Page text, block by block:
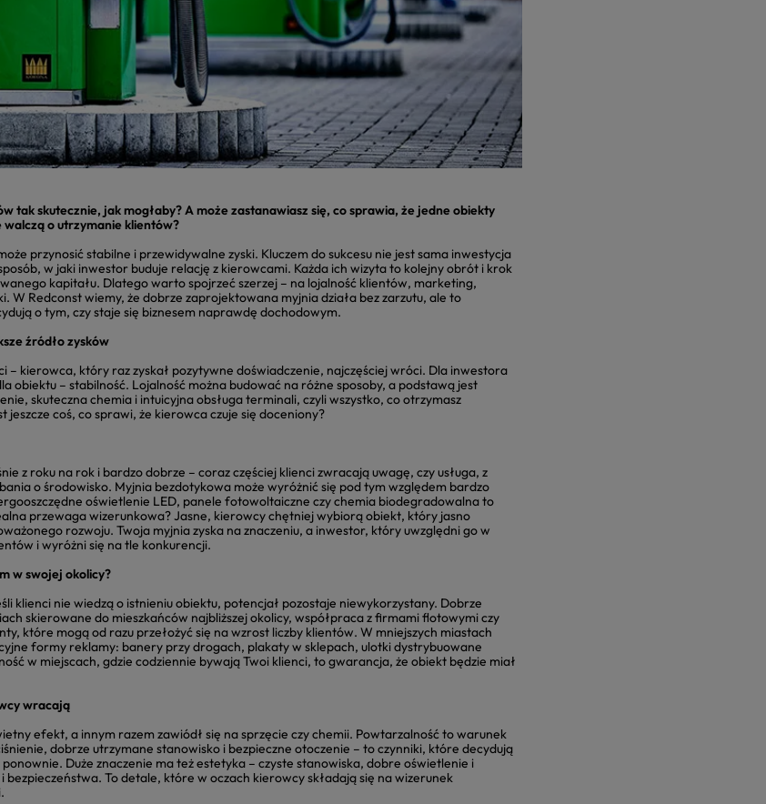
tak skutecznie, jak mogłaby? A może zastanawiasz się, co sprawia, że jedne obiekty
walczą o utrzymanie klientów?
przynosić stabilne i przewidywalne zyski. Kluczem do sukcesu nie jest sama inwestycja
w jaki inwestor buduje relację z kierowcami. Każda ich wizyta to kolejny obrót i krok
kapitału. Dlatego warto spojrzeć szerzej – na lojalność klientów, marketing,
W Redconst wiemy, że dobrze zaprojektowana myjnia działa bez zarzutu, ale to
o tym, czy staje się biznesem naprawdę dochodowym.
źródło zysków
kierowca, który raz zyskał pozytywne doświadczenie, najczęściej wróci. Dla inwestora
obiektu – stabilność. Lojalność można budować na różne sposoby, a podstawą jest
skuteczna chemia i intuicyjna obsługa terminali, czyli wszystko, co otrzymasz
jeszcze coś, co sprawi, że kierowca czuje się doceniony?
z roku na rok i bardzo dobrze – coraz częściej klienci zwracają uwagę, czy usługa, z
o środowisko. Myjnia bezdotykowa może wyróżnić się pod tym względem bardzo
oświetlenie LED, panele fotowoltaiczne czy chemia biodegradowalna to
przewaga wizerunkowa? Jasne, kierowcy chętniej wybiorą obiekt, który jasno
rozwoju. Twoja myjnia zyska na znaczeniu, a inwestor, który uwzględni go w
i wyróżni się na tle konkurencji.
w swojej okolicy?
klienci nie wiedzą o istnieniu obiektu, potencjał pozostaje niewykorzystany. Dobrze
skierowane do mieszkańców najbliższej okolicy, współpraca z firmami flotowymi czy
które mogą od razu przełożyć się na wzrost liczby klientów. W mniejszych miastach
formy reklamy: banery przy drogach, plakaty w sklepach, ulotki dystrybuowane
w miejscach, gdzie codziennie bywają Twoi klienci, to gwarancja, że obiekt będzie miał
wracają
efekt, a innym razem zawiódł się na sprzęcie czy chemii. Powtarzalność to warunek
dobrze utrzymane stanowisko i bezpieczne otoczenie – to czynniki, które decydują
Duże znaczenie ma też estetyka – czyste stanowiska, dobre oświetlenie i
To detale, które w oczach kierowcy składają się na wizerunek